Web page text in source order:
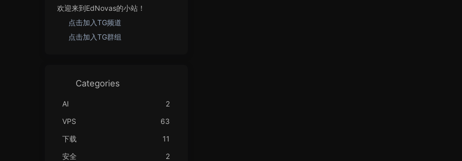
欢迎来到EdNovas的小站！
点击加入TG频道
点击加入TG群组
Categories
AI
2
VPS
63
下载
11
安全
2